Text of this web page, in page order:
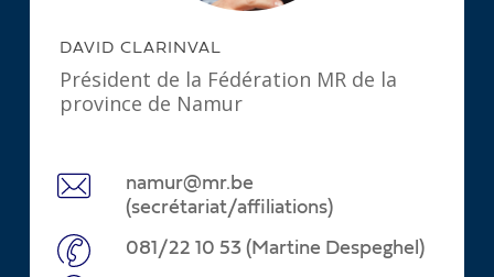
DAVID CLARINVAL
Président de la Fédération MR de la
province de Namur
namur@mr.be
(secrétariat/affiliations)
081/22 10 53 (Martine Despeghel)